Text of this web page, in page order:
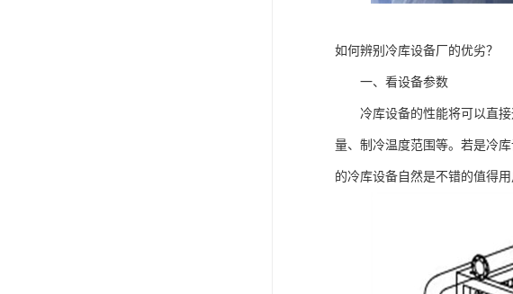
如何辨别冷库设备厂的优劣？
一、看设备参数
冷库设备的性能将可以直接
量、制冷温度范围等。若是冷
的冷库设备自然是不错的值得用